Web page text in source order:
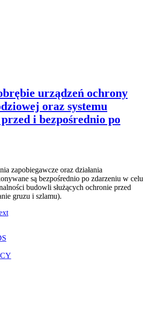
urządzeń ochrony
oraz systemu
i bezpośrednio po
zapobiegawcze oraz działania
są bezpośrednio po zdarzeniu w celu
budowli służących ochronie przed
gruzu i szlamu).